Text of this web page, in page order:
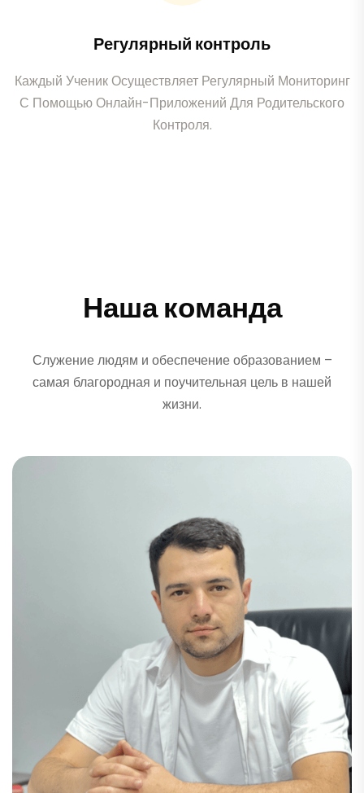
Регулярный контроль
Каждый Ученик Осуществляет Регулярный Мониторинг
С Помощью Онлайн-Приложений Для Родительского
Контроля.
Наша команда
Служение людям и обеспечение образованием –
самая благородная и поучительная цель в нашей
жизни.